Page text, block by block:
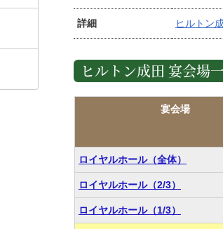
詳細 ヒルトン
ヒルトン成田 宴会場
宴会場
ロイヤルホール（全体）
ロイヤルホール（2/3）
ロイヤルホール（1/3）